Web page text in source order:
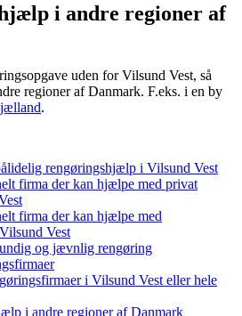
i andre regioner af
uden for Vilsund Vest, så
regioner af Danmark. F.eks. i en by
.
rengøringshjælp i Vilsund Vest
firma der kan hjælpe med privat
firma der kan hjælpe med
Vest
og jævnlig rengøring
i Vilsund Vest eller hele
i andre regioner af Danmark